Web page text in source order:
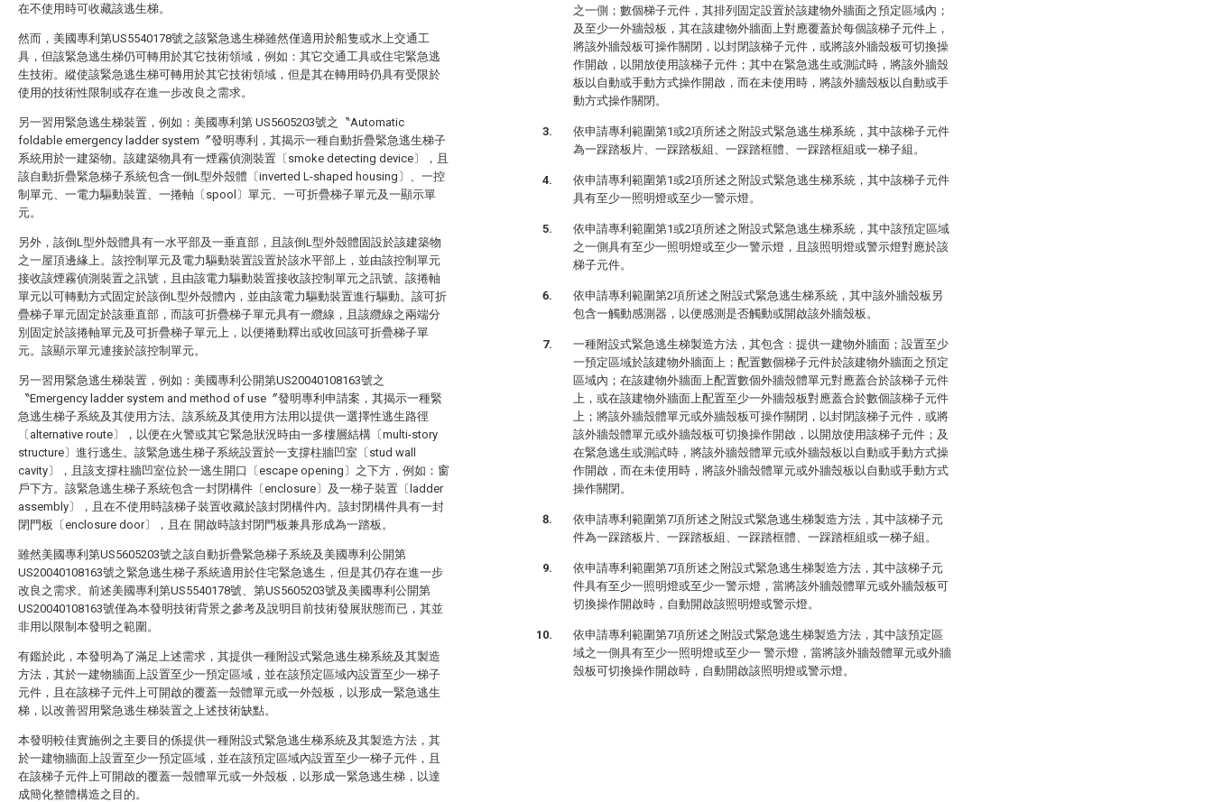
在不使用時可收藏該逃生梯。
然而，美國專利第US5540178號之該緊急逃生梯雖然僅適用於船隻或水上交通工
具，但該緊急逃生梯仍可轉用於其它技術領域，例如：其它交通工具或住宅緊急逃
生技術。縱使該緊急逃生梯可轉用於其它技術領域，但是其在轉用時仍具有受限於
使用的技術性限制或存在進一步改良之需求。
另一習用緊急逃生梯裝置，例如：美國專利第 US5605203號之〝Automatic
foldable emergency ladder system〞發明專利，其揭示一種自動折疊緊急逃生梯子
系統用於一建築物。該建築物具有一煙霧偵測裝置〔smoke detecting device〕，且
該自動折疊緊急梯子系統包含一倒L型外殼體〔inverted L-shaped housing〕、一控
制單元、一電力驅動裝置、一捲軸〔spool〕單元、一可折疊梯子單元及一顯示單
元。
另外，該倒L型外殼體具有一水平部及一垂直部，且該倒L型外殼體固設於該建築物
之一屋頂邊緣上。該控制單元及電力驅動裝置設置於該水平部上，並由該控制單元
接收該煙霧偵測裝置之訊號，且由該電力驅動裝置接收該控制單元之訊號。該捲軸
單元以可轉動方式固定於該倒L型外殼體內，並由該電力驅動裝置進行驅動。該可折
疊梯子單元固定於該垂直部，而該可折疊梯子單元具有一纜線，且該纜線之兩端分
別固定於該捲軸單元及可折疊梯子單元上，以便捲動釋出或收回該可折疊梯子單
元。該顯示單元連接於該控制單元。
另一習用緊急逃生梯裝置，例如：美國專利公開第US20040108163號之
〝Emergency ladder system and method of use〞發明專利申請案，其揭示一種緊
急逃生梯子系統及其使用方法。該系統及其使用方法用以提供一選擇性逃生路徑
〔alternative route〕，以便在火警或其它緊急狀況時由一多樓層結構〔multi-story
structure〕進行逃生。該緊急逃生梯子系統設置於一支撐柱牆凹室〔stud wall
cavity〕，且該支撐柱牆凹室位於一逃生開口〔escape opening〕之下方，例如：窗
戶下方。該緊急逃生梯子系統包含一封閉構件〔enclosure〕及一梯子裝置〔ladder
assembly〕，且在不使用時該梯子裝置收藏於該封閉構件內。該封閉構件具有一封
閉門板〔enclosure door〕，且在 開啟時該封閉門板兼具形成為一踏板。
雖然美國專利第US5605203號之該自動折疊緊急梯子系統及美國專利公開第
US20040108163號之緊急逃生梯子系統適用於住宅緊急逃生，但是其仍存在進一步
改良之需求。前述美國專利第US5540178號、第US5605203號及美國專利公開第
US20040108163號僅為本發明技術背景之參考及說明目前技術發展狀態而已，其並
非用以限制本發明之範圍。
有鑑於此，本發明為了滿足上述需求，其提供一種附設式緊急逃生梯系統及其製造
方法，其於一建物牆面上設置至少一預定區域，並在該預定區域內設置至少一梯子
元件，且在該梯子元件上可開啟的覆蓋一殼體單元或一外殼板，以形成一緊急逃生
梯，以改善習用緊急逃生梯裝置之上述技術缺點。
本發明較佳實施例之主要目的係提供一種附設式緊急逃生梯系統及其製造方法，其
於一建物牆面上設置至少一預定區域，並在該預定區域內設置至少一梯子元件，且
在該梯子元件上可開啟的覆蓋一殼體單元或一外殼板，以形成一緊急逃生梯，以達
成簡化整體構造之目的。
之一側；數個梯子元件，其排列固定設置於該建物外牆面之預定區域內；
及至少一外牆殼板，其在該建物外牆面上對應覆蓋於每個該梯子元件上，
將該外牆殼板可操作關閉，以封閉該梯子元件，或將該外牆殼板可切換操
作開啟，以開放使用該梯子元件；其中在緊急逃生或測試時，將該外牆殼
板以自動或手動方式操作開啟，而在未使用時，將該外牆殼板以自動或手
動方式操作關閉。
依申請專利範圍第1或2項所述之附設式緊急逃生梯系統，其中該梯子元件
為一踩踏板片、一踩踏板組、一踩踏框體、一踩踏框組或一梯子組。
依申請專利範圍第1或2項所述之附設式緊急逃生梯系統，其中該梯子元件
具有至少一照明燈或至少一警示燈。
依申請專利範圍第1或2項所述之附設式緊急逃生梯系統，其中該預定區域
之一側具有至少一照明燈或至少一警示燈，且該照明燈或警示燈對應於該
梯子元件。
依申請專利範圍第2項所述之附設式緊急逃生梯系統，其中該外牆殼板另
包含一觸動感測器，以便感測是否觸動或開啟該外牆殼板。
一種附設式緊急逃生梯製造方法，其包含：提供一建物外牆面；設置至少
一預定區域於該建物外牆面上；配置數個梯子元件於該建物外牆面之預定
區域內；在該建物外牆面上配置數個外牆殼體單元對應蓋合於該梯子元件
上，或在該建物外牆面上配置至少一外牆殼板對應蓋合於數個該梯子元件
上；將該外牆殼體單元或外牆殼板可操作關閉，以封閉該梯子元件，或將
該外牆殼體單元或外牆殼板可切換操作開啟，以開放使用該梯子元件；及
在緊急逃生或測試時，將該外牆殼體單元或外牆殼板以自動或手動方式操
作開啟，而在未使用時，將該外牆殼體單元或外牆殼板以自動或手動方式
操作關閉。
依申請專利範圍第7項所述之附設式緊急逃生梯製造方法，其中該梯子元
件為一踩踏板片、一踩踏板組、一踩踏框體、一踩踏框組或一梯子組。
依申請專利範圍第7項所述之附設式緊急逃生梯製造方法，其中該梯子元
件具有至少一照明燈或至少一警示燈，當將該外牆殼體單元或外牆殼板可
切換操作開啟時，自動開啟該照明燈或警示燈。
依申請專利範圍第7項所述之附設式緊急逃生梯製造方法，其中該預定區
域之一側具有至少一照明燈或至少一 警示燈，當將該外牆殼體單元或外牆
殼板可切換操作開啟時，自動開啟該照明燈或警示燈。